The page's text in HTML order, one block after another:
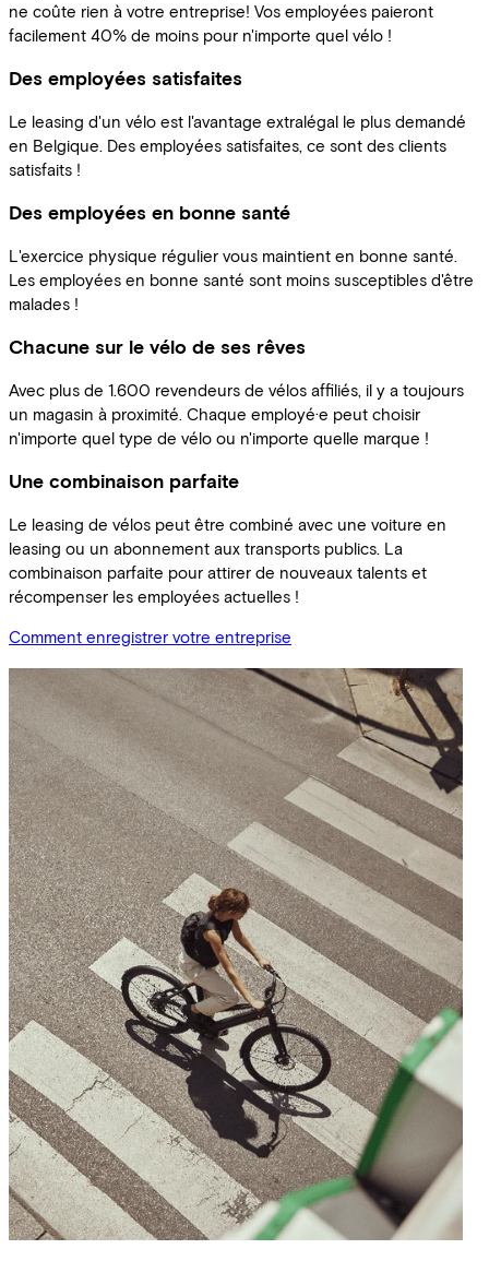
ne coûte rien à votre entreprise! Vos employées paieront
facilement 40% de moins pour n'importe quel vélo !
Des employées satisfaites
Le leasing d'un vélo est l'avantage extralégal le plus demandé
en Belgique. Des employées satisfaites, ce sont des clients
satisfaits !
Des employées en bonne santé
L'exercice physique régulier vous maintient en bonne santé.
Les employées en bonne santé sont moins susceptibles d'être
malades !
Chacune sur le vélo de ses rêves
Avec plus de 1.600 revendeurs de vélos affiliés, il y a toujours
un magasin à proximité. Chaque employé·e peut choisir
n'importe quel type de vélo ou n'importe quelle marque !
Une combinaison parfaite
Le leasing de vélos peut être combiné avec une voiture en
leasing ou un abonnement aux transports publics. La
combinaison parfaite pour attirer de nouveaux talents et
récompenser les employées actuelles !
Comment enregistrer votre entreprise